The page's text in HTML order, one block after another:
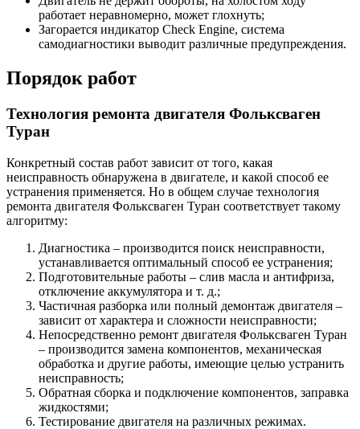
работает неравномерно, может глохнуть;
Загорается индикатор Check Engine, система
самодиагностики выводит различные предупреждения.
Порядок работ
Технология ремонта двигателя Фольксваген
Туран
Конкретный состав работ зависит от того, какая
неисправность обнаружена в двигателе, и какой способ ее
устранения применяется. Но в общем случае технология
ремонта двигателя Фольксваген Туран соответствует такому
алгоритму:
Диагностика – производится поиск неисправности,
устанавливается оптимальный способ ее устранения;
Подготовительные работы – слив масла и антифриза,
отключение аккумулятора и т. д.;
Частичная разборка или полный демонтаж двигателя –
зависит от характера и сложности неисправности;
Непосредственно ремонт двигателя Фольксваген Туран
– производится замена компонентов, механическая
обработка и другие работы, имеющие целью устранить
неисправность;
Обратная сборка и подключение компонентов, заправка
жидкостями;
Тестирование двигателя на различных режимах.